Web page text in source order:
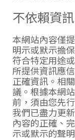
不依賴資訊
本網站內容僅
明示或默示擔
符合特定用途
所提供資訊應
正確資訊。相
議。根據本網
前，須由您先
我們已盡力更
內容的正確、
示或默示的聲